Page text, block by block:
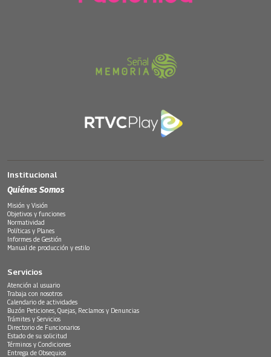
Institucional
Quiénes Somos
Misión y Visión
Objetivos y funciones
Normatividad
Políticas y Planes
Informes de Gestión
Manual de producción y estilo
Servicios
Atención al usuario
Trabaja con nosotros
Calendario de actividades
Buzón Peticiones, Quejas, Reclamos y Denuncias
Trámites y Servicios
Directorio de Funcionarios
Estado de su solicitud
Términos y Condiciones
Entrega de Obsequios